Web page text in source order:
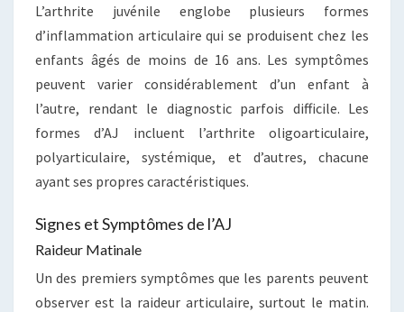
L’arthrite juvénile englobe plusieurs formes
d’inflammation articulaire qui se produisent chez les
enfants âgés de moins de 16 ans. Les symptômes
peuvent varier considérablement d’un enfant à
l’autre, rendant le diagnostic parfois difficile. Les
formes d’AJ incluent l’arthrite oligoarticulaire,
polyarticulaire, systémique, et d’autres, chacune
ayant ses propres caractéristiques.
Signes et Symptômes de l’AJ
Raideur Matinale
Un des premiers symptômes que les parents peuvent
observer est la raideur articulaire, surtout le matin.